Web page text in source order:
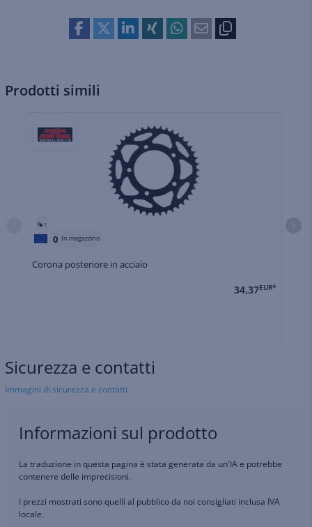
Prodotti simili
1
0 In magazzino
Corona posteriore in acciaio
34,37EUR*
Sicurezza e contatti
Immagini di sicurezza e contatti
Informazioni sul prodotto
La traduzione in questa pagina è stata generata da un'IA e potrebbe
contenere delle imprecisioni.
I prezzi mostrati sono quelli al pubblico da noi consigliati inclusa IVA
locale.